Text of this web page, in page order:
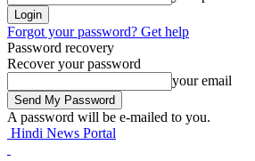
Forgot your password? Get help
Password recovery
Recover your password
your email
A password will be e-mailed to you.
Hindi News Portal